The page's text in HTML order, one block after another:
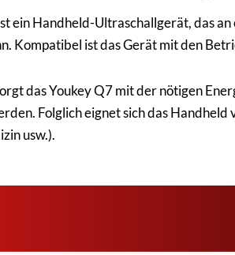
ein Handheld-Ultraschallgerät, das
Kompatibel ist das Gerät mit den
das Youkey Q7 mit der nötigen
Folglich eignet sich das Handheld
usw.).